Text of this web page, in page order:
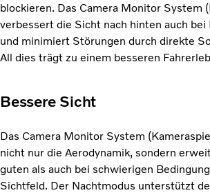
blockieren. Das Camera Monitor System
verbessert die Sicht nach hinten auch bei
und minimiert Störungen durch direkte
All dies trägt zu einem besseren
Bessere Sicht
Das Camera Monitor System
nicht nur die Aerodynamik, sondern
guten als auch bei schwierigen
Sichtfeld. Der Nachtmodus unterstützt